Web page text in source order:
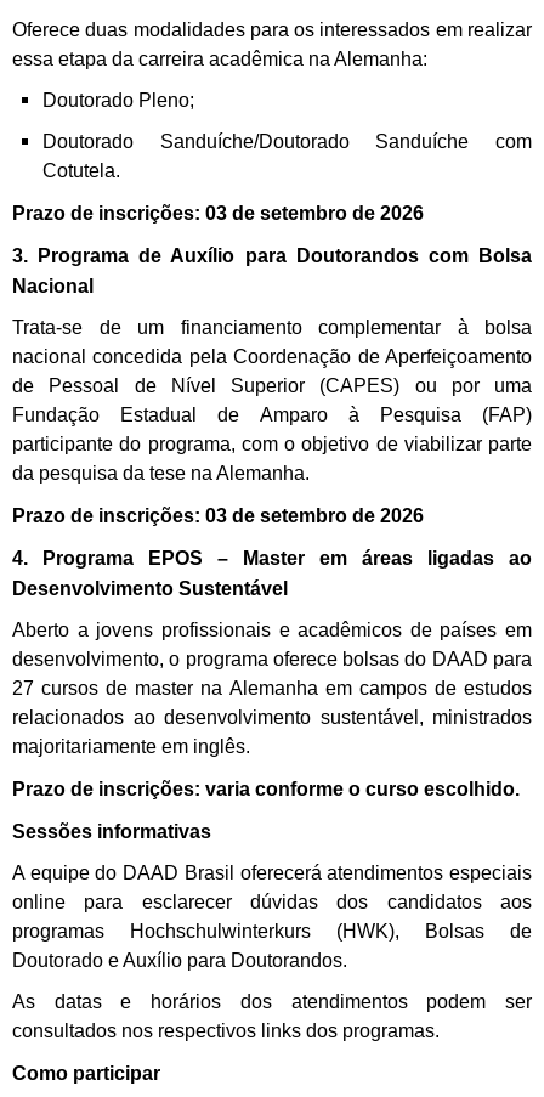
Oferece duas modalidades para os interessados em realizar
essa etapa da carreira acadêmica na Alemanha:
Doutorado Pleno;
Doutorado Sanduíche/Doutorado Sanduíche com
Cotutela.
Prazo de inscrições: 03 de setembro de 2026
3. Programa de Auxílio para Doutorandos com Bolsa
Nacional
Trata-se de um financiamento complementar à bolsa
nacional concedida pela Coordenação de Aperfeiçoamento
de Pessoal de Nível Superior (CAPES) ou por uma
Fundação Estadual de Amparo à Pesquisa (FAP)
participante do programa, com o objetivo de viabilizar parte
da pesquisa da tese na Alemanha.
Prazo de inscrições: 03 de setembro de 2026
4. Programa EPOS – Master em áreas ligadas ao
Desenvolvimento Sustentável
Aberto a jovens profissionais e acadêmicos de países em
desenvolvimento, o programa oferece bolsas do DAAD para
27 cursos de master na Alemanha em campos de estudos
relacionados ao desenvolvimento sustentável, ministrados
majoritariamente em inglês.
Prazo de inscrições: varia conforme o curso escolhido.
Sessões informativas
A equipe do DAAD Brasil oferecerá atendimentos especiais
online para esclarecer dúvidas dos candidatos aos
programas Hochschulwinterkurs (HWK), Bolsas de
Doutorado e Auxílio para Doutorandos.
As datas e horários dos atendimentos podem ser
consultados nos respectivos links dos programas.
Como participar